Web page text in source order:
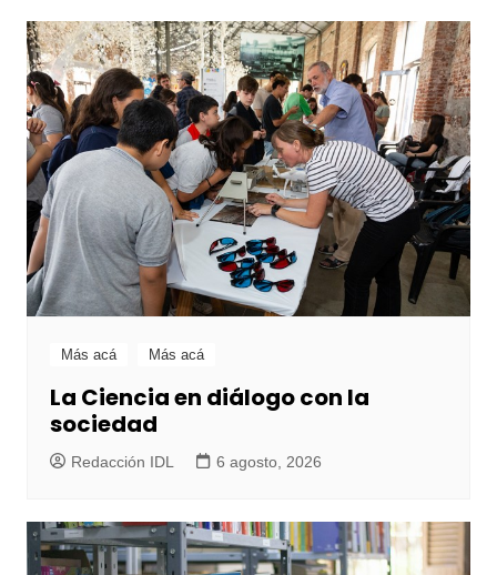
Más acá Más acá
La Ciencia en diálogo con la
sociedad
Redacción IDL 6 agosto, 2026